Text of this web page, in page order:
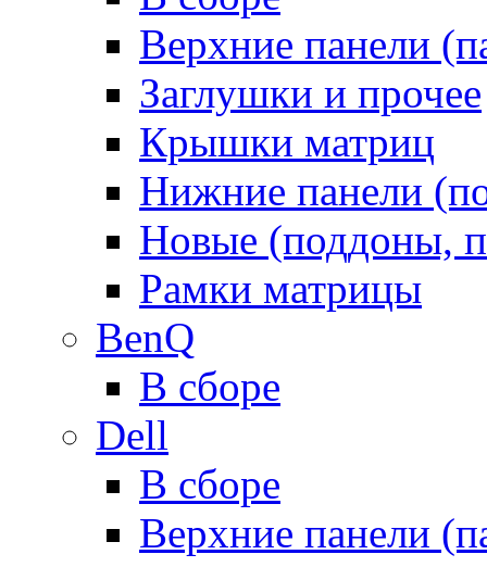
Верхние панели
Заглушки и прочее
Крышки матриц
Нижние панели
Новые (поддоны,
Рамки матрицы
BenQ
В сборе
Dell
В сборе
Верхние панели